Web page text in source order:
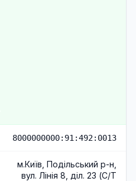
8000000000:91:492:0013
м.Київ, Подільський р-н,
вул. Лінія 8, діл. 23 (С/Т